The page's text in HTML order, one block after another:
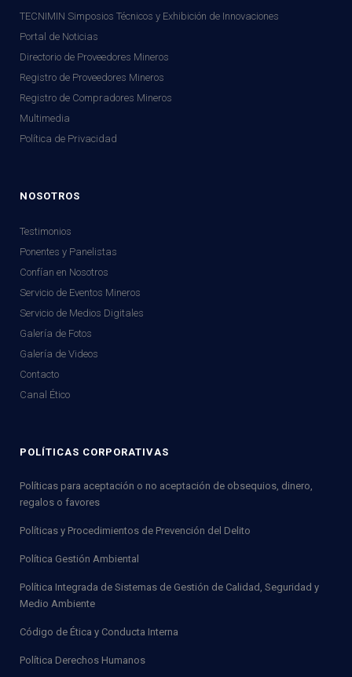
TECNIMIN Simposios Técnicos y Exhibición de Innovaciones
Portal de Noticias
Directorio de Proveedores Mineros
Registro de Proveedores Mineros
Registro de Compradores Mineros
Multimedia
Política de Privacidad
NOSOTROS
Testimonios
Ponentes y Panelistas
Confían en Nosotros
Servicio de Eventos Mineros
Servicio de Medios Digitales
Galería de Fotos
Galería de Videos
Contacto
Canal Ético
POLÍTICAS CORPORATIVAS
Políticas para aceptación o no aceptación de obsequios, dinero,
regalos o favores
Políticas y Procedimientos de Prevención del Delito
Política Gestión Ambiental
Política Integrada de Sistemas de Gestión de Calidad, Seguridad y
Medio Ambiente
Código de Ética y Conducta Interna
Política Derechos Humanos